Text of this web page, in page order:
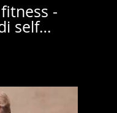
-
self
tra